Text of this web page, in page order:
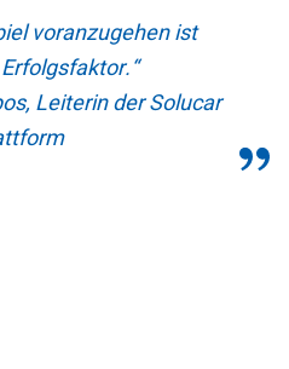
voranzugehen ist
Leiterin der Solucar